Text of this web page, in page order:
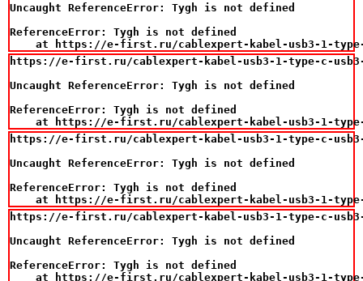
Uncaught ReferenceError: Tygh is not defined
ReferenceError: Tygh is not defined
at https://e-first.ru/cablexpert-kabel-usb3-1-
https://e-first.ru/cablexpert-kabel-usb3-1-type-c-usb3-1-
Uncaught ReferenceError: Tygh is not defined
ReferenceError: Tygh is not defined
at https://e-first.ru/cablexpert-kabel-usb3-1-
https://e-first.ru/cablexpert-kabel-usb3-1-type-c-usb3-1-
Uncaught ReferenceError: Tygh is not defined
ReferenceError: Tygh is not defined
at https://e-first.ru/cablexpert-kabel-usb3-1-
https://e-first.ru/cablexpert-kabel-usb3-1-type-c-usb3-1-
Uncaught ReferenceError: Tygh is not defined
ReferenceError: Tygh is not defined
at https://e-first.ru/cablexpert-kabel-usb3-1-